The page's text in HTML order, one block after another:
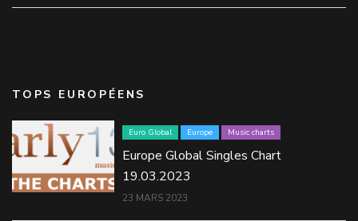
TOPS EUROPÉENS
Euro Global Europe Music charts
Europe Global Singles Chart
19.03.2023
23 MARS 2023